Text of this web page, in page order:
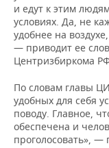
и едут к этим
условиях. Да, не
удобнее на
— приводит ее
Центризбиркома
По словам главы
удобных для себя
поводу. Главное,
обеспечена и
проголосовать», —